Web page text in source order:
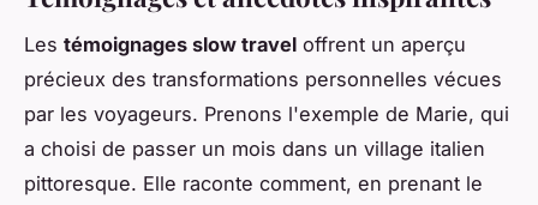
Les témoignages slow travel offrent un aperçu
précieux des transformations personnelles vécues
par les voyageurs. Prenons l'exemple de Marie, qui
a choisi de passer un mois dans un village italien
pittoresque. Elle raconte comment, en prenant le